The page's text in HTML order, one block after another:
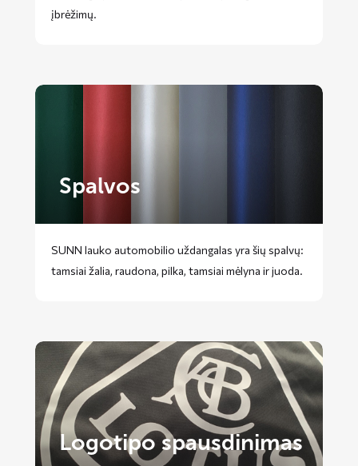
įbrėžimų.
Spalvos
SUNN lauko automobilio uždangalas yra šių spalvų:
tamsiai žalia, raudona, pilka, tamsiai mėlyna ir juoda.
Logotipo spausdinimas